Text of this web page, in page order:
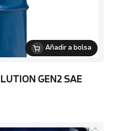
Añadir a bolsa
GEN2 SAE